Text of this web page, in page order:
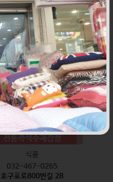
식품
032-468-6024
구월로276번길 29
전통즉석수제강정
식품
032-467-0265
호구포로800번길 28